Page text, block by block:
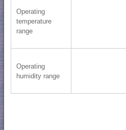
Operating
temperature
range
Operating
humidity range